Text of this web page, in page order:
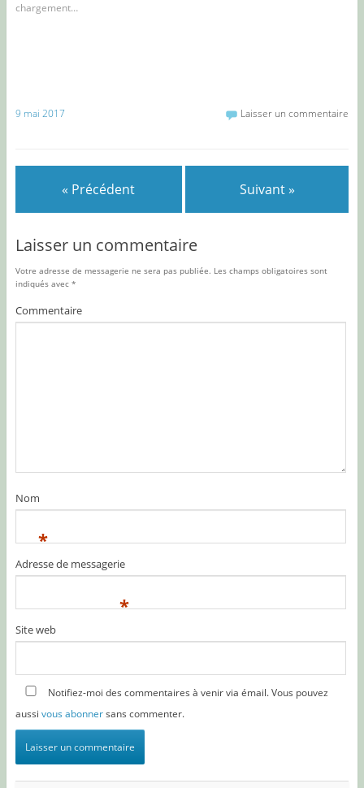
chargement…
9 mai 2017 Laisser un commentaire
« Précédent Suivant »
Laisser un commentaire
Votre adresse de messagerie ne sera pas publiée. Les champs obligatoires sont
indiqués avec *
Commentaire
Nom
*
Adresse de messagerie
*
Site web
Notifiez-moi des commentaires à venir via émail. Vous pouvez
aussi vous abonnersans commenter.